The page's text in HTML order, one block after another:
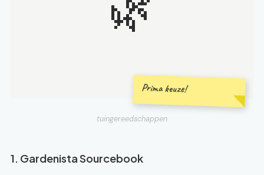
Prima keuze!
tuingereedschappen
1. Gardenista Sourcebook